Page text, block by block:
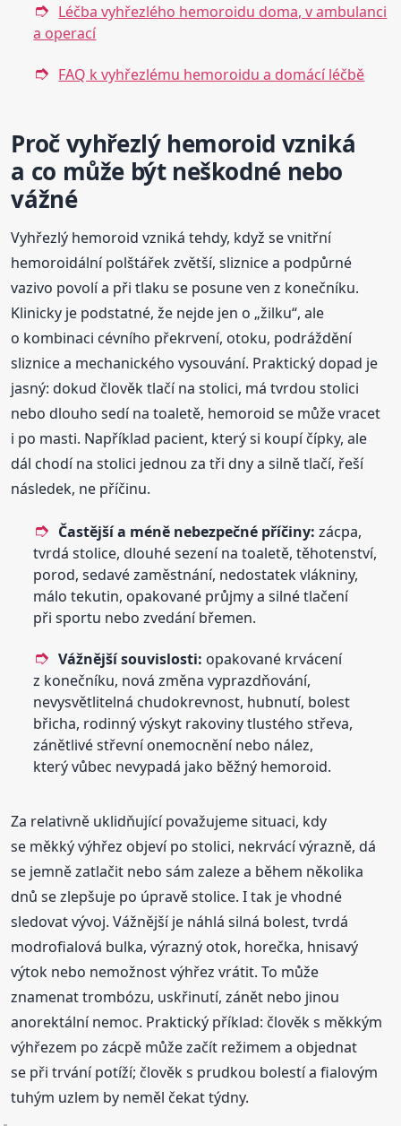
Léčba vyhřezlého hemoroidu doma, v ambulanci
a operací
FAQ k vyhřezlému hemoroidu a domácí léčbě
Proč vyhřezlý hemoroid vzniká
a co může být neškodné nebo
vážné
Vyhřezlý hemoroid vzniká tehdy, když se vnitřní
hemoroidální polštářek zvětší, sliznice a podpůrné
vazivo povolí a při tlaku se posune ven z konečníku.
Klinicky je podstatné, že nejde jen o „žilku“, ale
o kombinaci cévního překrvení, otoku, podráždění
sliznice a mechanického vysouvání. Praktický dopad je
jasný: dokud člověk tlačí na stolici, má tvrdou stolici
nebo dlouho sedí na toaletě, hemoroid se může vracet
i po masti. Například pacient, který si koupí čípky, ale
dál chodí na stolici jednou za tři dny a silně tlačí, řeší
následek, ne příčinu.
Častější a méně nebezpečné příčiny: zácpa,
tvrdá stolice, dlouhé sezení na toaletě, těhotenství,
porod, sedavé zaměstnání, nedostatek vlákniny,
málo tekutin, opakované průjmy a silné tlačení
při sportu nebo zvedání břemen.
Vážnější souvislosti: opakované krvácení
z konečníku, nová změna vyprazdňování,
nevysvětlitelná chudokrevnost, hubnutí, bolest
břicha, rodinný výskyt rakoviny tlustého střeva,
zánětlivé střevní onemocnění nebo nález,
který vůbec nevypadá jako běžný hemoroid.
Za relativně uklidňující považujeme situaci, kdy
se měkký výhřez objeví po stolici, nekrvácí výrazně, dá
se jemně zatlačit nebo sám zaleze a během několika
dnů se zlepšuje po úpravě stolice. I tak je vhodné
sledovat vývoj. Vážnější je náhlá silná bolest, tvrdá
modrofialová bulka, výrazný otok, horečka, hnisavý
výtok nebo nemožnost výhřez vrátit. To může
znamenat trombózu, uskřinutí, zánět nebo jinou
anorektální nemoc. Praktický příklad: člověk s měkkým
výhřezem po zácpě může začít režimem a objednat
se při trvání potíží; člověk s prudkou bolestí a fialovým
tuhým uzlem by neměl čekat týdny.